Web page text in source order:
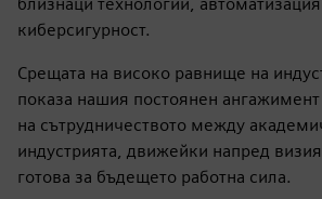
Ключов акцент на симпозиума беше
победителите в студентския конкурс
Connected Curriculum. Победителите с
в техните реални решения.
През целия ден бяхме домакин на